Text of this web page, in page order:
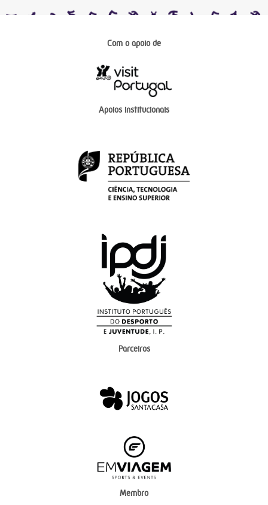
Com o apoio de
Apoios institucionais
Parceiros
Membro